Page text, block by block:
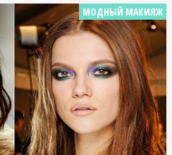
МОДНЫЙ МАКИЯЖ